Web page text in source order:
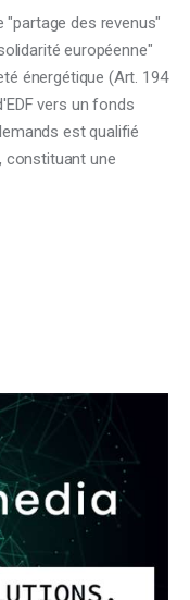
"partage des revenus"
européenne"
énergétique (Art. 194
vers un fonds
est qualifié
constituant une